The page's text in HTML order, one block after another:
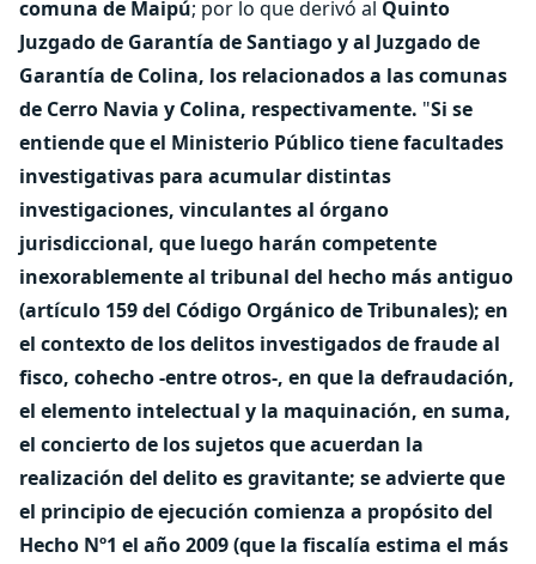
comuna de Maipú; por lo que derivó al Quinto
Juzgado de Garantía de Santiago y al Juzgado de
Garantía de Colina, los relacionados a las comunas
de Cerro Navia y Colina, respectivamente. "Si se
entiende que el Ministerio Público tiene facultades
investigativas para acumular distintas
investigaciones, vinculantes al órgano
jurisdiccional, que luego harán competente
inexorablemente al tribunal del hecho más antiguo
(artículo 159 del Código Orgánico de Tribunales); en
el contexto de los delitos investigados de fraude al
fisco, cohecho -entre otros-, en que la defraudación,
el elemento intelectual y la maquinación, en suma,
el concierto de los sujetos que acuerdan la
realización del delito es gravitante; se advierte que
el principio de ejecución comienza a propósito del
Hecho Nº1 el año 2009 (que la fiscalía estima el más